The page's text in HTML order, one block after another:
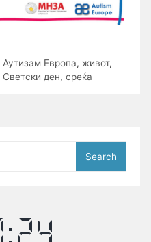
Аутизам Европа, живот,
Светски ден, среќа